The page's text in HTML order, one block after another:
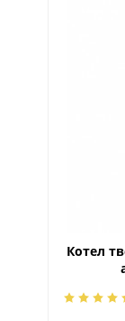
Котел